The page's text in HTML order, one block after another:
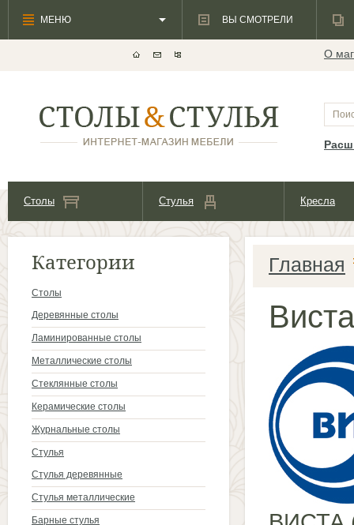
О
Столы Стулья Кресла
Категории
Столы
Деревянные столы
Ламинированные столы
Металлические столы
Стеклянные столы
Керамические столы
Журнальные столы
Стулья
Стулья деревянные
Стулья металлические
Барные стулья
Главная
Виста
МЕНЮ ВЫ СМОТРЕЛИ